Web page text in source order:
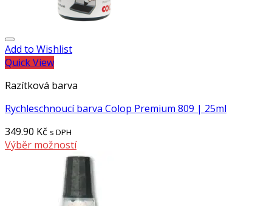
Add to Wishlist
Quick View
Razítková barva
Rychleschnoucí barva Colop Premium 809 | 25ml
349.90 Kč s DPH
Výběr možností